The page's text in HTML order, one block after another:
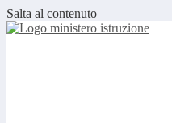
Salta al contenuto